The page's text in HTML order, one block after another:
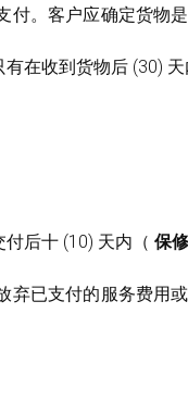
。客户应确定货物
在收到货物后 (30)
后十 (10) 天内（ 保
已支付的服务费用